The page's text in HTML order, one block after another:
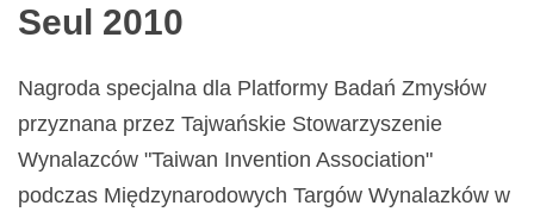
Seul 2010
Nagroda specjalna dla Platformy Badań Zmysłów
przyznana przez Tajwańskie Stowarzyszenie
Wynalazców "Taiwan Invention Association"
podczas Międzynarodowych Targów Wynalazków w